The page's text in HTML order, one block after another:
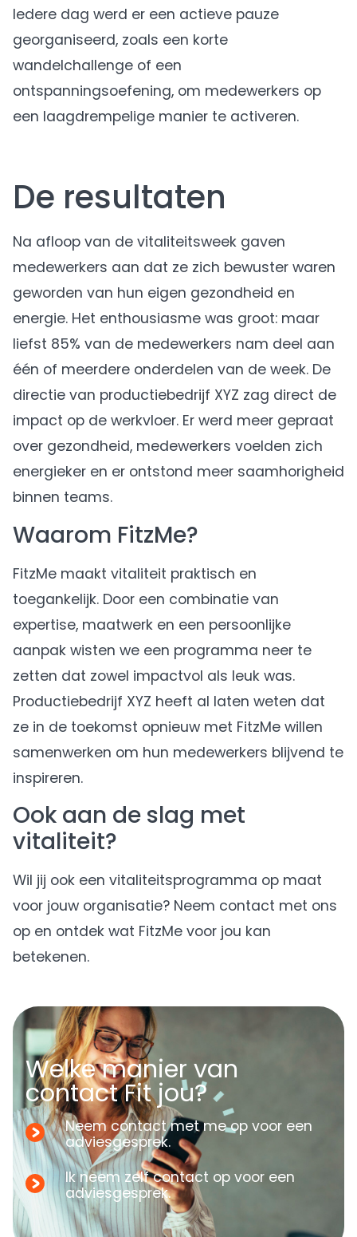
Iedere dag werd er een actieve pauze
georganiseerd, zoals een korte
wandelchallenge of een
ontspanningsoefening, om medewerkers op
een laagdrempelige manier te activeren.
De resultaten
Na afloop van de vitaliteitsweek gaven
medewerkers aan dat ze zich bewuster waren
geworden van hun eigen gezondheid en
energie. Het enthousiasme was groot: maar
liefst 85% van de medewerkers nam deel aan
één of meerdere onderdelen van de week. De
directie van productiebedrijf XYZ zag direct de
impact op de werkvloer. Er werd meer gepraat
over gezondheid, medewerkers voelden zich
energieker en er ontstond meer saamhorigheid
binnen teams.
Waarom FitzMe?
FitzMe maakt vitaliteit praktisch en
toegankelijk. Door een combinatie van
expertise, maatwerk en een persoonlijke
aanpak wisten we een programma neer te
zetten dat zowel impactvol als leuk was.
Productiebedrijf XYZ heeft al laten weten dat
ze in de toekomst opnieuw met FitzMe willen
samenwerken om hun medewerkers blijvend te
inspireren.
Ook aan de slag met
vitaliteit?
Wil jij ook een vitaliteitsprogramma op maat
voor jouw organisatie? Neem contact met ons
op en ontdek wat FitzMe voor jou kan
betekenen.
Welke manier van
contact Fit jou?
Neem contact met me op voor een
adviesgesprek.
Ik neem zelf contact op voor een
adviesgesprek.